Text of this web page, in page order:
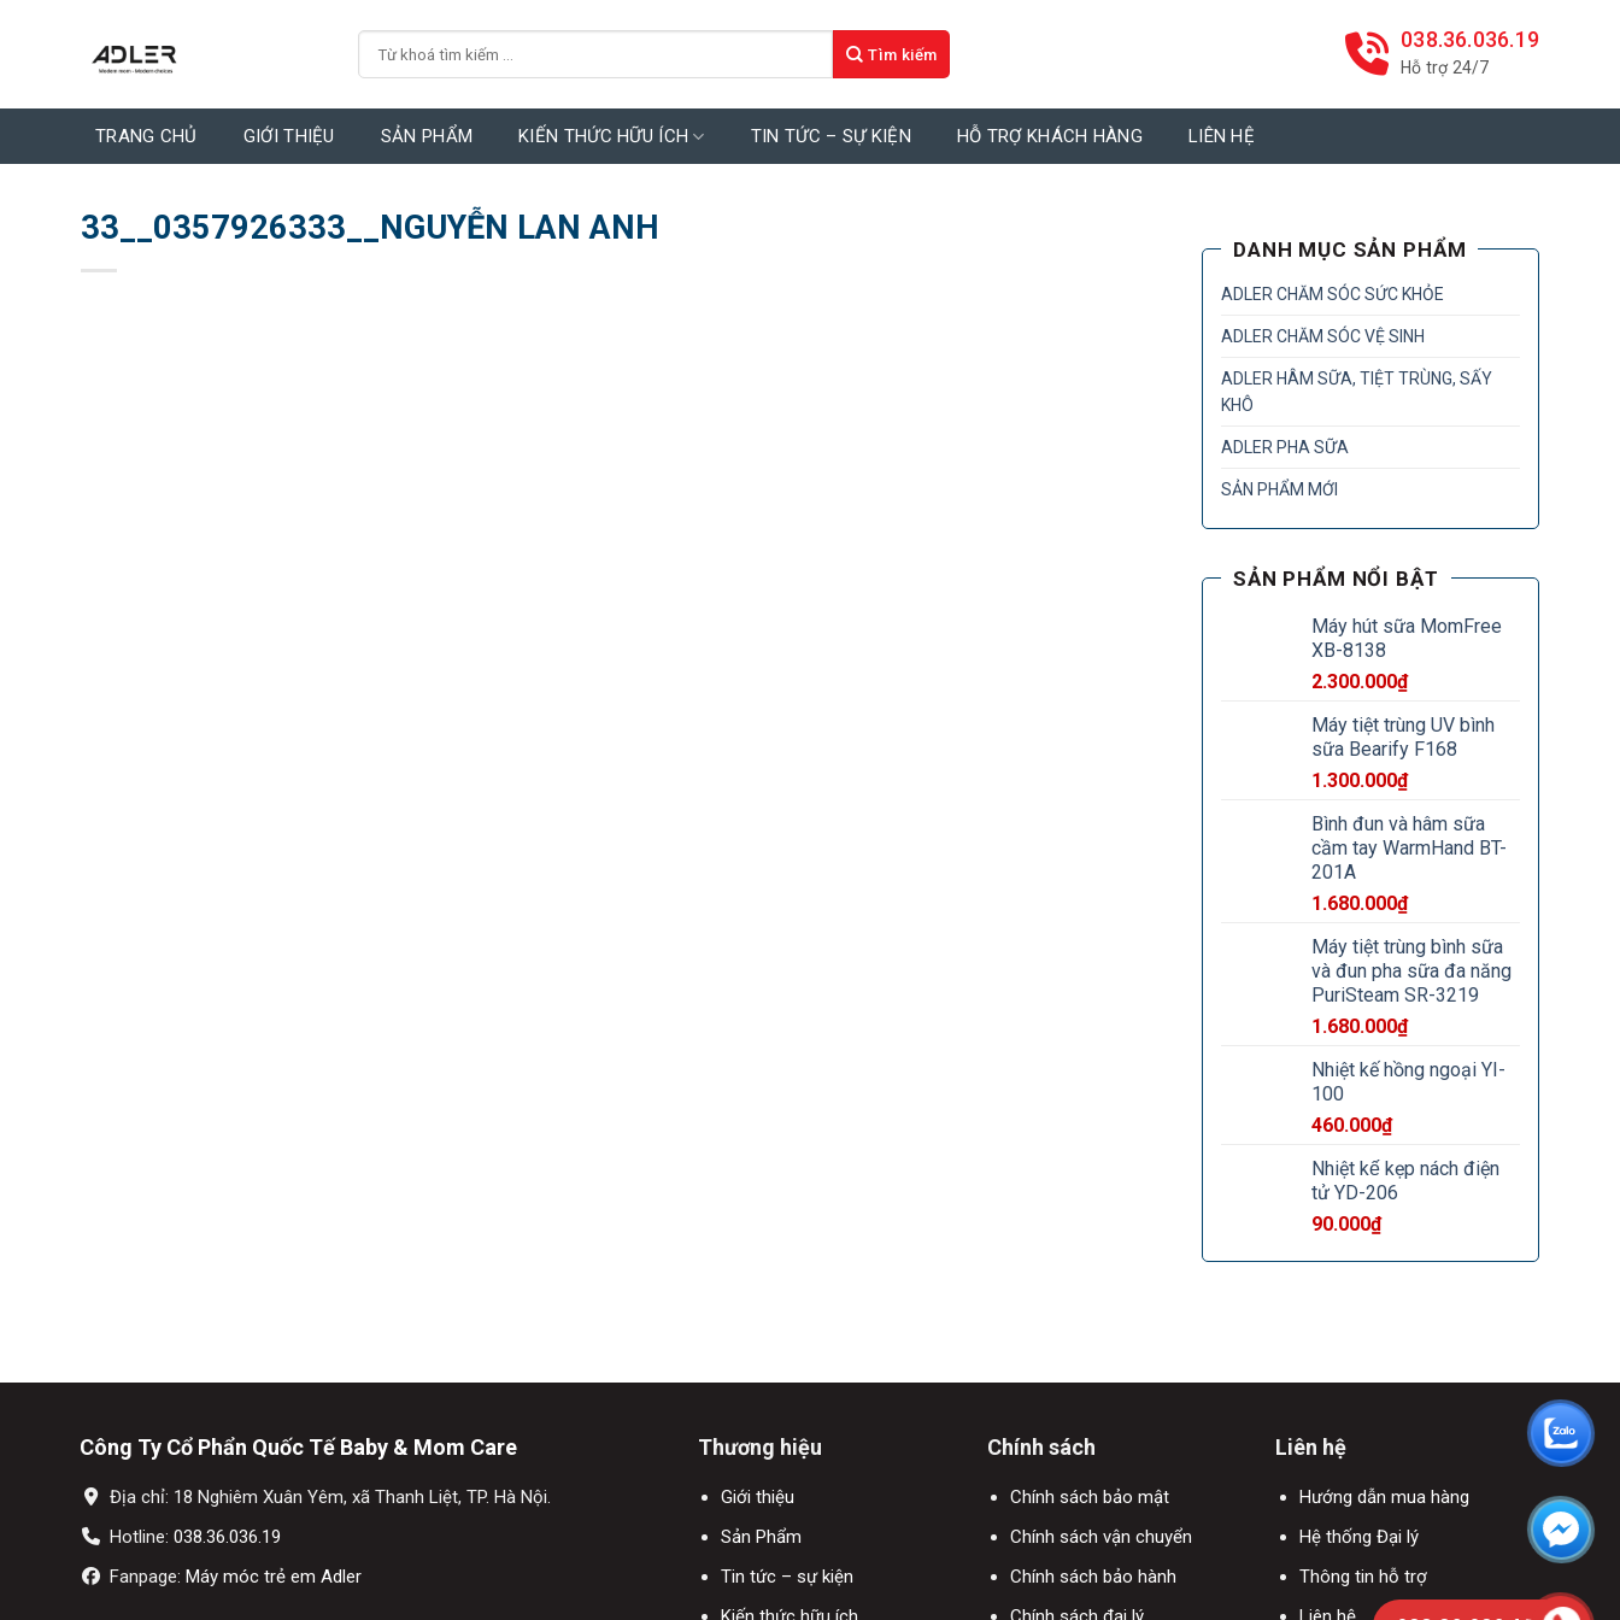
for:
038.36.036.19
Hỗ trợ 24/7
TRANG CHỦ GIỚI THIỆU SẢN PHẨM KIẾN THỨC HỮU ÍCH TIN TỨC – SỰ KIỆN HỖ TRỢ KHÁCH HÀNG LIÊN HỆ
33__0357926333__NGUYỄN LAN ANH
DANH MỤC SẢN PHẨM
ADLER CHĂM SÓC SỨC KHỎE
ADLER CHĂM SÓC VỆ SINH
ADLER HÂM SỮA, TIỆT TRÙNG, SẤY
KHÔ
ADLER PHA SỮA
SẢN PHẨM MỚI
SẢN PHẨM NỔI BẬT
Máy hút sữa MomFree
XB-8138
2.300.000₫
Máy tiệt trùng UV bình
sữa Bearify F168
1.300.000₫
Bình đun và hâm sữa
cầm tay WarmHand BT-
201A
1.680.000₫
Máy tiệt trùng bình sữa
và đun pha sữa đa năng
PuriSteam SR-3219
1.680.000₫
Nhiệt kế hồng ngoại YI-
100
460.000₫
Nhiệt kế kẹp nách điện
tử YD-206
90.000₫
Công Ty Cổ Phẩn Quốc Tế Baby & Mom Care
Địa chỉ: 18 Nghiêm Xuân Yêm, xã Thanh Liệt, TP. Hà Nội.
Hotline: 038.36.036.19
Fanpage: Máy móc trẻ em Adler
Thương hiệu
Giới thiệu
Sản Phẩm
Tin tức – sự kiện
Chính sách
Chính sách bảo mật
Chính sách vận chuyển
Chính sách bảo hành
Liên hệ
Hướng dẫn mua hàng
Hệ thống Đại lý
Thông tin hỗ trợ